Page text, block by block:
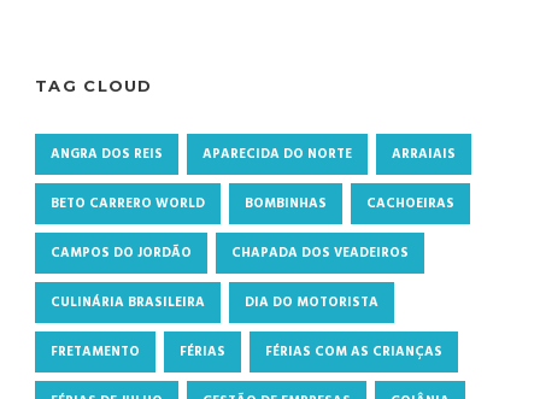
TAG CLOUD
ANGRA DOS REIS APARECIDA DO NORTE ARRAIAIS
BETO CARRERO WORLD BOMBINHAS CACHOEIRAS
CAMPOS DO JORDÃO CHAPADA DOS VEADEIROS
CULINÁRIA BRASILEIRA DIA DO MOTORISTA
FRETAMENTO FÉRIAS FÉRIAS COM AS CRIANÇAS